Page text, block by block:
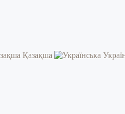
Қазақша